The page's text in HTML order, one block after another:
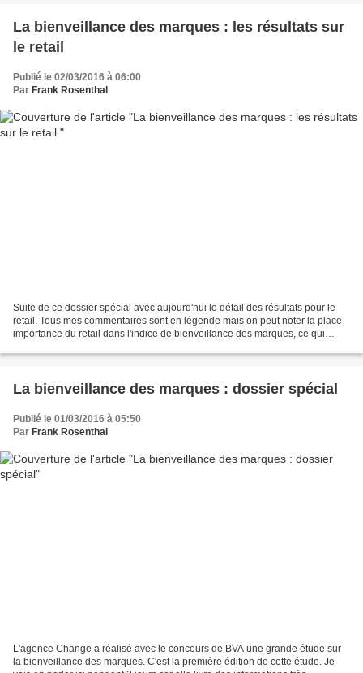
La bienveillance des marques : les résultats sur
le retail
Publié le 02/03/2016 à 06:00
Par Frank Rosenthal
Suite de ce dossier spécial avec aujourd'hui le détail des résultats pour le
retail. Tous mes commentaires sont en légende mais on peut noter la place
importance du retail dans l'indice de bienveillance des marques, ce qui
La bienveillance des marques : dossier spécial
Publié le 01/03/2016 à 05:50
Par Frank Rosenthal
L'agence Change a réalisé avec le concours de BVA une grande étude sur
la bienveillance des marques. C'est la première édition de cette étude. Je